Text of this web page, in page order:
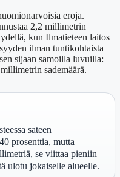
eroja.
2,2 millimetrin
kun Ilmatieteen laitos
ilman tuntikohtaista
sijaan samoilla luvuilla:
sademäärä.
sateen
prosenttia, mutta
se viittaa pieniin
ulotu jokaiselle alueelle.